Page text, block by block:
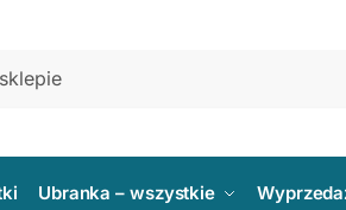
Ubranka – wszystkie